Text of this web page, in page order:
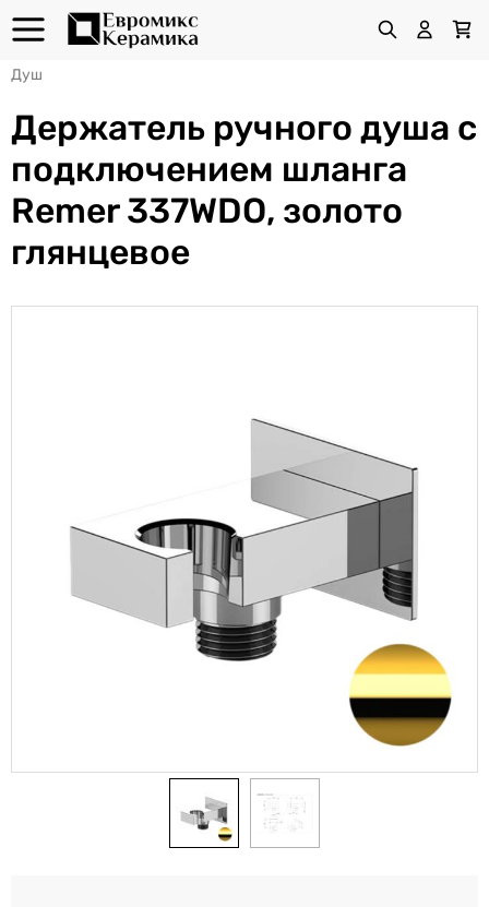
Душ
Держатель ручного душа с
подключением шланга
Remer 337WDO, золото
глянцевое